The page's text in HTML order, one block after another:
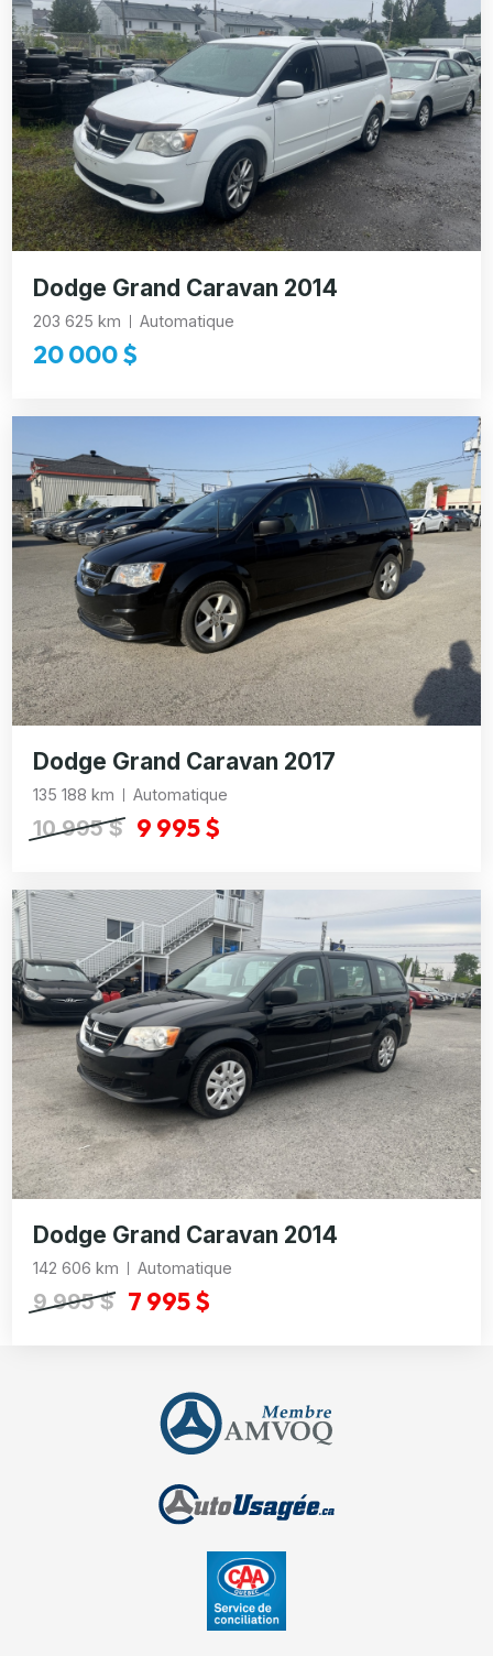
Dodge Grand Caravan 2014
203 625 km Automatique
20 000 $
Dodge Grand Caravan 2017
135 188 km Automatique
10 995 $ 9 995 $
Dodge Grand Caravan 2014
142 606 km Automatique
9 995 $ 7 995 $